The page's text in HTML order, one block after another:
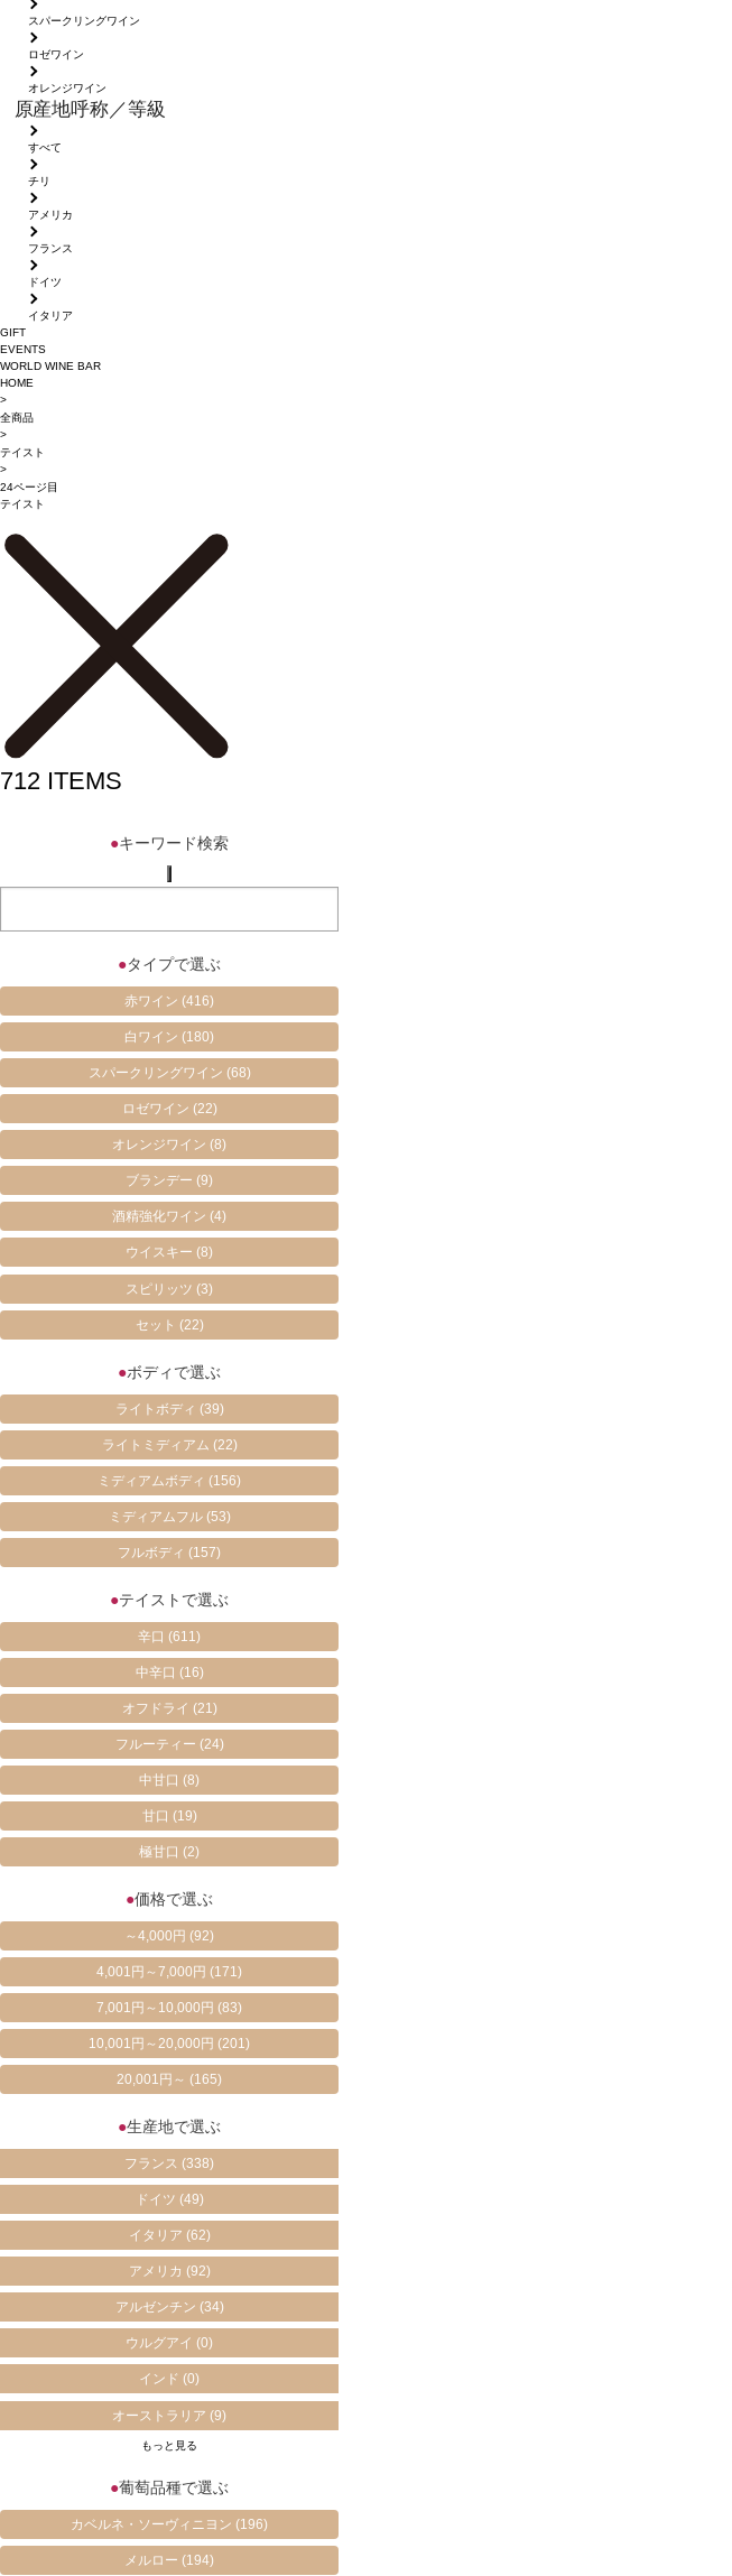
スパークリングワイン
ロゼワイン
オレンジワイン
原産地呼称／等級
すべて
チリ
アメリカ
フランス
ドイツ
イタリア
GIFT
EVENTS
WORLD WINE BAR
HOME
>
全商品
>
テイスト
>
24ページ目
テイスト
712ITEMS
●キーワード検索
●タイプで選ぶ
赤ワイン(416)
白ワイン(180)
スパークリングワイン (68)
ロゼワイン (22)
オレンジワイン(8)
ブランデー(9)
酒精強化ワイン(4)
ウイスキー(8)
スピリッツ(3)
セット (22)
●ボディで選ぶ
ライトボディ (39)
ライトミディアム (22)
ミディアムボディ(156)
ミディアムフル (53)
フルボディ(157)
●テイストで選ぶ
辛口(611)
中辛口 (16)
オフドライ (21)
フルーティー (24)
中甘口(8)
甘口 (19)
極甘口(2)
●価格で選ぶ
～4,000円(92)
4,001円～7,000円(171)
7,001円～10,000円(83)
10,001円～20,000円(201)
20,001円～(165)
●生産地で選ぶ
フランス(338)
ドイツ (49)
イタリア (62)
アメリカ (92)
アルゼンチン (34)
ウルグアイ(0)
インド(0)
オーストラリア(9)
もっと見る
●葡萄品種で選ぶ
カベルネ・ソーヴィニヨン(196)
メルロー(194)